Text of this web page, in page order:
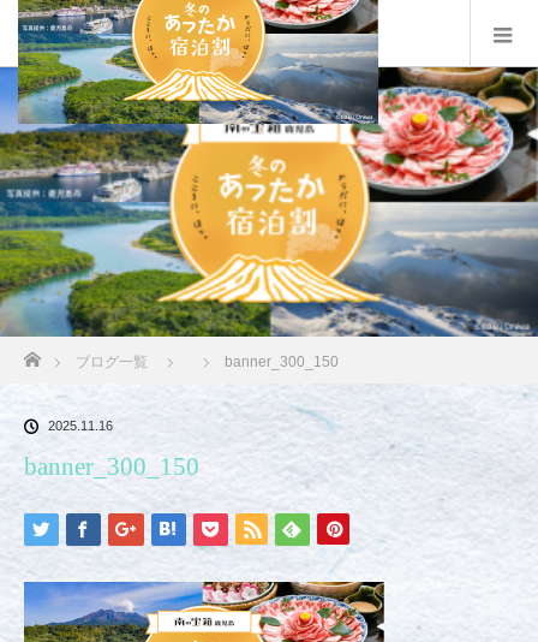
ブログ一覧 banner_300_150
2025.11.16
banner_300_150